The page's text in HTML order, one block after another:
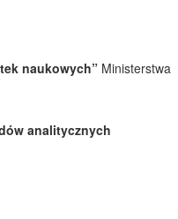
naukowych” Ministerstwa
analitycznych